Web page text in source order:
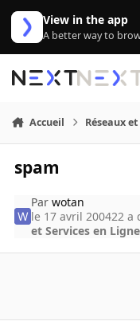
Aller au contenu
View in the app
A better way to
Accueil Réseaux
spam
Parwotan
le 17 avril 200422 a
et Services en Ligne